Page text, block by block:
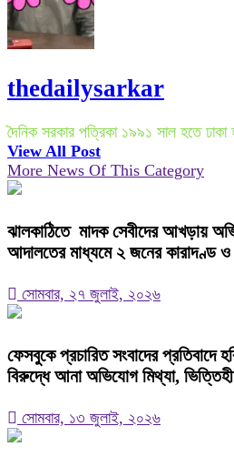
thedailysarkar
দৈনিক সরকার পত্রিকা ১৯৯১ সাল হতে
View All Post
More News Of This Category
ঝালকাঠিতে মাদক সেবীদের আখড়ায়
আদালতের মাধ্যমে ২ জনের কারাদণ্ড
সোমবার, ২৭ জুলাই, ২০২৬
ফেসবুকে প্রচারিত সংবাদের প্রতিবাদে
বিরুদ্ধে আনা অভিযোগ মিথ্যা,
সোমবার, ১৩ জুলাই, ২০২৬